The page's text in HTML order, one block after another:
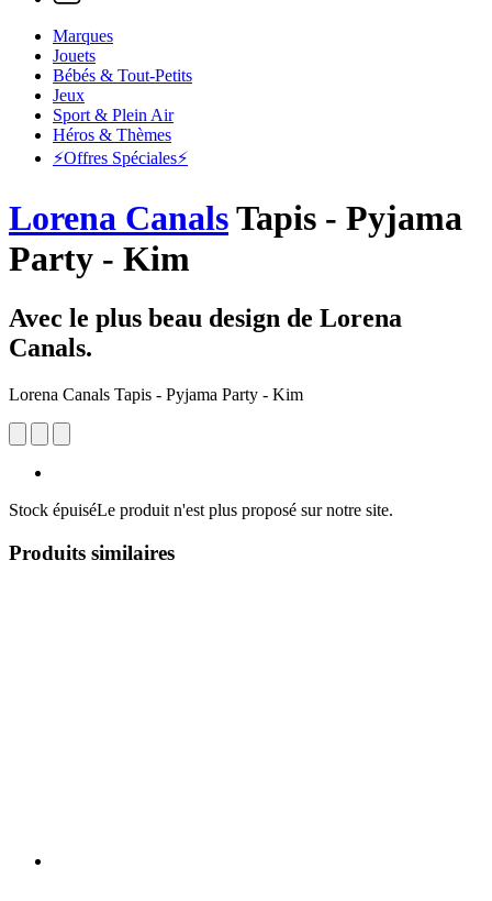
Marques
Jouets
Bébés & Tout-Petits
Jeux
Sport & Plein Air
Héros & Thèmes
⚡️Offres Spéciales⚡️
Lorena CanalsTapis - Pyjama
Party - Kim
Avec le plus beau design de Lorena
Canals.
Lorena Canals Tapis - Pyjama Party - Kim
Stock épuiséLe produit n'est plus proposé sur notre site.
Produits similaires